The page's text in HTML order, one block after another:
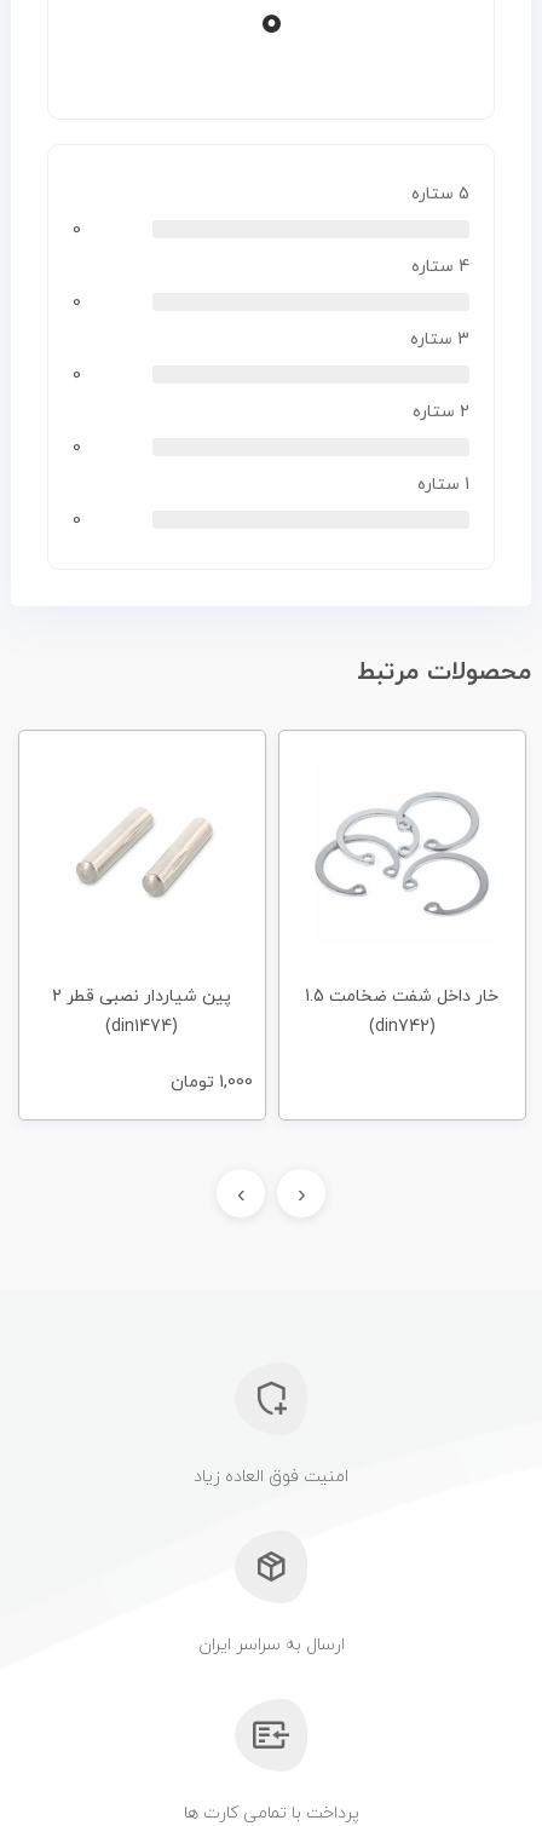
0
5 ستاره
0
4 ستاره
0
3 ستاره
0
2 ستاره
0
1 ستاره
0
محصولات مرتبط
خار داخل شفت ضخامت 1.5
(din742)
پین شیاردار نصبی قطر 2
(din1474)
1,000 تومان
‹
›
امنیت فوق العاده زیاد
ارسال به سراسر ایران
پرداخت با تمامی کارت ها